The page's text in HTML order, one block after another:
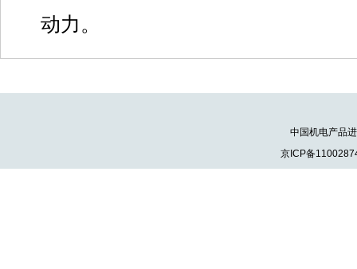
动力。
中国机电产品
京ICP备